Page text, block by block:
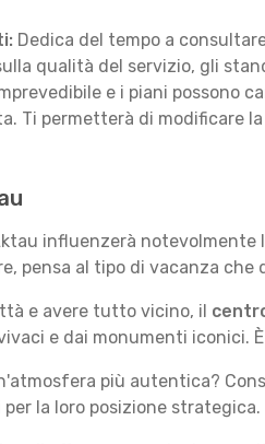
Dedica del tempo a
qualità del servizio, gli
e i piani possono
Ti permetterà di modificare
influenzerà
pensa al tipo di vacanza che
e avere tutto vicino, il
e dai monumenti iconici.
più autentica?
la loro posizione strategica.